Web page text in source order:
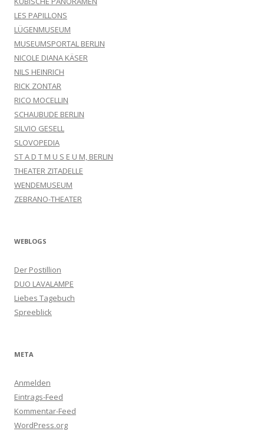
LES PAPILLONS
LÜGENMUSEUM
MUSEUMSPORTAL BERLIN
NICOLE DIANA KÄSER
NILS HEINRICH
RICK ZONTAR
RICO MOCELLIN
SCHAUBUDE BERLIN
SILVIO GESELL
SLOVOPEDIA
ST A D T M U S E U M, BERLIN
THEATER ZITADELLE
WENDEMUSEUM
ZEBRANO-THEATER
WEBLOGS
Der Postillion
DUO LAVALAMPE
Liebes Tagebuch
Spreeblick
META
Anmelden
Eintrags-Feed
Kommentar-Feed
WordPress.org